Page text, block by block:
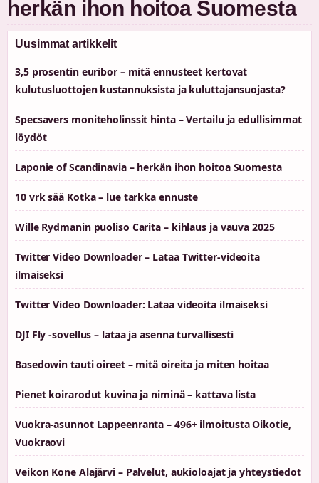
Uusimmat artikkelit
3,5 prosentin euribor – mitä ennusteet kertovat
kulutusluottojen kustannuksista ja kuluttajansuojasta?
Specsavers moniteholinssit hinta – Vertailu ja edullisimmat
löydöt
Laponie of Scandinavia – herkän ihon hoitoa Suomesta
10 vrk sää Kotka – lue tarkka ennuste
Wille Rydmanin puoliso Carita – kihlaus ja vauva 2025
Twitter Video Downloader – Lataa Twitter-videoita
ilmaiseksi
Twitter Video Downloader: Lataa videoita ilmaiseksi
DJI Fly -sovellus – lataa ja asenna turvallisesti
Basedowin tauti oireet – mitä oireita ja miten hoitaa
Pienet koirarodut kuvina ja niminä – kattava lista
Vuokra-asunnot Lappeenranta – 496+ ilmoitusta Oikotie,
Vuokraovi
Veikon Kone Alajärvi – Palvelut, aukioloajat ja yhteystiedot